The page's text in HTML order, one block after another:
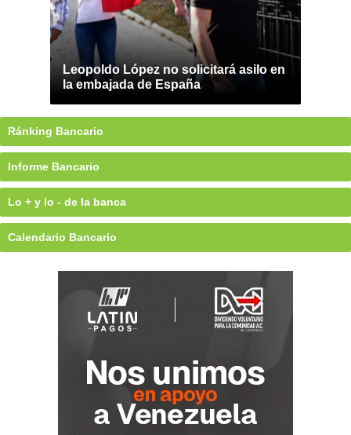
Leopoldo López no solicitará asilo en
la embajada de España
Ránking Bancario
Informe Bancario
Lo + y lo - de la banca
Calendario Bancario